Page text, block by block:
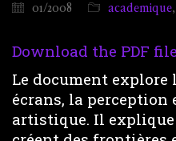
01/2008 academique,
Download the PDF
Le document
écrans, la perception
artistique. Il